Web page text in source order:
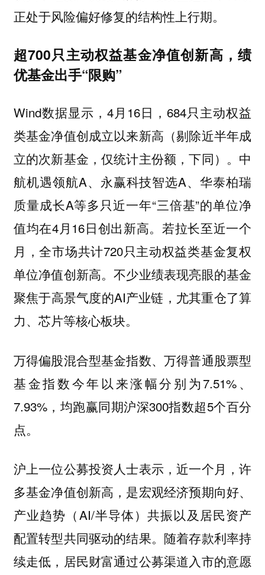
正处于风险偏好修复的结构性上行期。
超700只主动权益基金净值创新高，绩
优基金出手“限购”
Wind数据显示，4月16日，684只主动权益
类基金净值创成立以来新高（剔除近半年成
立的次新基金，仅统计主份额，下同）。中
航机遇领航A、永赢科技智选A、华泰柏瑞
质量成长A等多只近一年“三倍基”的单位净
值均在4月16日创出新高。若拉长至近一个
月，全市场共计720只主动权益类基金复权
单位净值创新高。不少业绩表现亮眼的基金
聚焦于高景气度的AI产业链，尤其重仓了算
力、芯片等核心板块。
万得偏股混合型基金指数、万得普通股票型
基金指数今年以来涨幅分别为7.51%、
7.93%，均跑赢同期沪深300指数超5个百分
点。
沪上一位公募投资人士表示，近一个月，许
多基金净值创新高，是宏观经济预期向好、
产业趋势（AI/半导体）共振以及居民资产
配置转型共同驱动的结果。随着存款利率持
续走低，居民财富通过公募渠道入市的意愿